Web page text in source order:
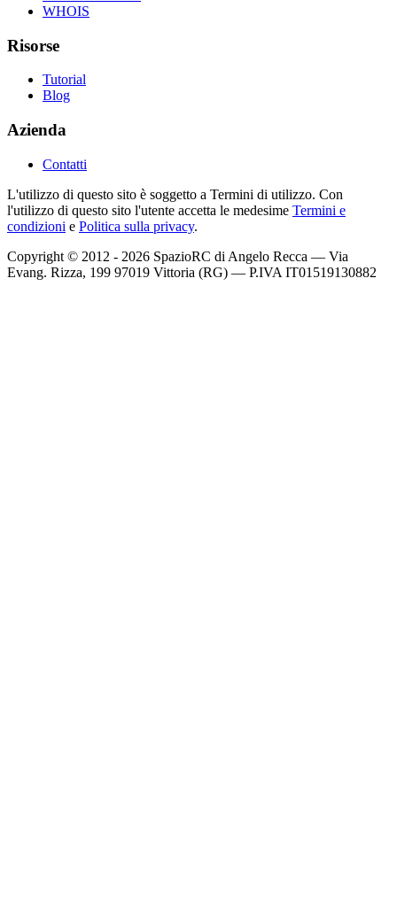
WHOIS
Risorse
Tutorial
Blog
Azienda
Contatti
L'utilizzo di questo sito è soggetto a Termini di utilizzo. Con
l'utilizzo di questo sito l'utente accetta le medesime Termini e
condizioni e Politica sulla privacy.
Copyright © 2012 - 2026 SpazioRC di Angelo Recca — Via
Evang. Rizza, 199 97019 Vittoria (RG) — P.IVA IT01519130882